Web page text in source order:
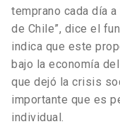
temprano cada día
de Chile”, dice el
indica que este
bajo la economía
que dejó la crisis
importante que es
individual.